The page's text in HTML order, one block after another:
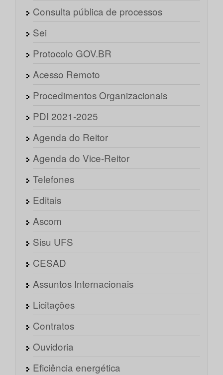
Consulta pública de processos
Sei
Protocolo GOV.BR
Acesso Remoto
Procedimentos Organizacionais
PDI 2021-2025
Agenda do Reitor
Agenda do Vice-Reitor
Telefones
Editais
Ascom
Sisu UFS
CESAD
Assuntos Internacionais
Licitações
Contratos
Ouvidoria
Eficiência energética